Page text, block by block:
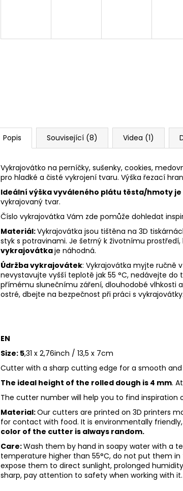
Popis Související (8) Videa (1)
Vykrajovátko na perníčky, sušenky, cookies,
pro hladké a čisté vykrojení tvaru. Výška řezací
Ideální výška vyváleného plátu těsta/hmoty je
vykrajovaný tvar.
Číslo vykrajovátka Vám zde pomůže dohledat
Materiál:Vykrajovátka jsou tištěna na 3D
styk s potravinami. Je šetrný k životnímu
vykrajovátkaje náhodná.
Údržba vykrajovátek: Vykrajovátka myjte ručně
nevystavujte vyšší teplotě jak 55 °C, nedávejte do
přímému slunečnímu záření, dlouhodobé vlhkosti
ostré, dbejte na bezpečnost při práci s
EN
Size: 5,31 x 2,76inch / 13,5 x 7cm
Cutter with a sharp cutting edge for a smooth
The ideal height of the rolled dough is 4 mm.
The cutter number will help you to find inspiration
Material:Our cutters are printed on 3D printers
for contact with food. It is environmentally
color of the cutter is always random.
Care:Wash them by hand in soapy water with a
temperature higher than 55°C, do not put them
expose them to direct sunlight, prolonged
sharp, pay attention to safety when working with